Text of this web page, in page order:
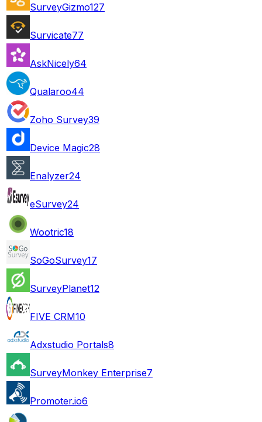
SurveyGizmo127
Survicate77
AskNicely64
Qualaroo44
Zoho Survey39
Device Magic28
Enalyzer24
eSurvey24
Wootric18
SoGoSurvey17
SurveyPlanet12
FIVE CRM10
Adxstudio Portals8
SurveyMonkey Enterprise7
Promoter.io6